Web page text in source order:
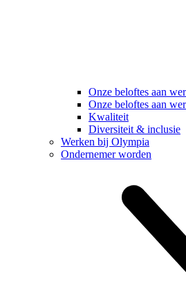
Onze beloftes aan
Onze beloftes aan
Kwaliteit
Diversiteit & inclusie
Werken bij Olympia
Ondernemer worden